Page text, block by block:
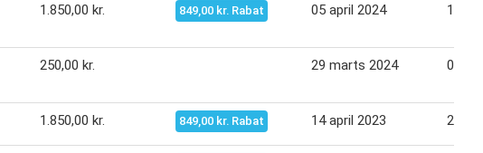
1.850,00 kr. 849,00 kr. Rabat 05 april 2024 16
250,00 kr. 29 marts 2024 04
1.850,00 kr. 849,00 kr. Rabat 14 april 2023 25